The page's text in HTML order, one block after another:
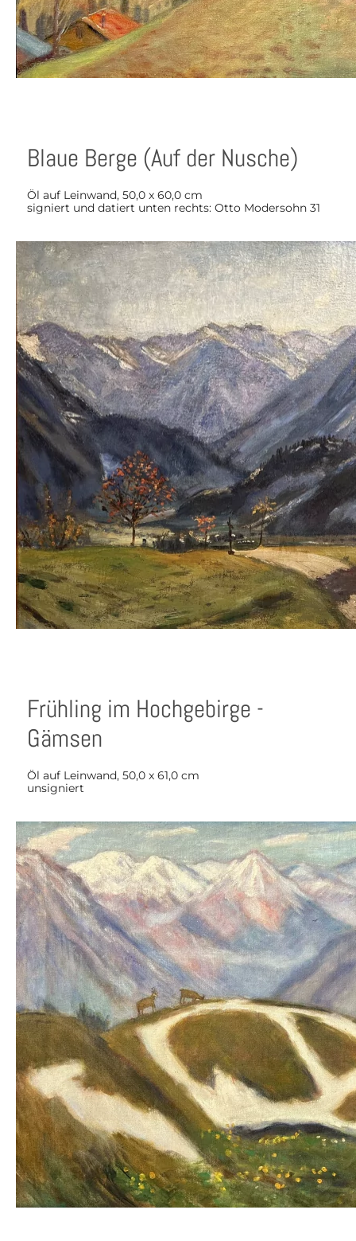
Blaue Berge (Auf der Nusche)
Öl auf Leinwand, 50,0 x 60,0 cm
signiert und datiert unten rechts: Otto Modersohn 31
Frühling im Hochgebirge -
Gämsen
Öl auf Leinwand, 50,0 x 61,0 cm
unsigniert